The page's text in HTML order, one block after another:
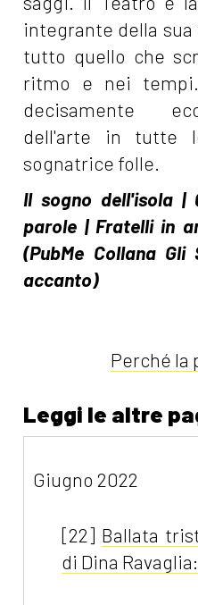
Perché la
Leggi le altre
Giugno 2022
[22] Ballata
di Dina